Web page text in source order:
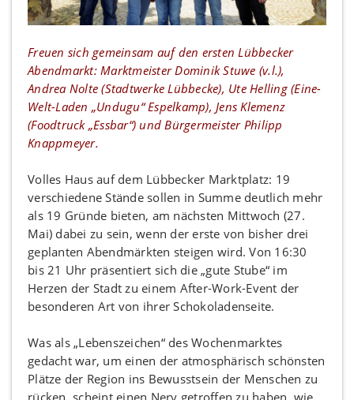
Freuen sich gemeinsam auf den ersten Lübbecker
Abendmarkt: Marktmeister Dominik Stuwe (v.l.),
Andrea Nolte (Stadtwerke Lübbecke), Ute Helling (Eine-
Welt-Laden „Undugu“ Espelkamp), Jens Klemenz
(Foodtruck „Essbar“) und Bürgermeister Philipp
Knappmeyer.
Volles Haus auf dem Lübbecker Marktplatz: 19
verschiedene Stände sollen in Summe deutlich mehr
als 19 Gründe bieten, am nächsten Mittwoch (27.
Mai) dabei zu sein, wenn der erste von bisher drei
geplanten Abendmärkten steigen wird. Von 16:30
bis 21 Uhr präsentiert sich die „gute Stube“ im
Herzen der Stadt zu einem After-Work-Event der
besonderen Art von ihrer Schokoladenseite.
Was als „Lebenszeichen“ des Wochenmarktes
gedacht war, um einen der atmosphärisch schönsten
Plätze der Region ins Bewusstsein der Menschen zu
rücken, scheint einen Nerv getroffen zu haben, wie